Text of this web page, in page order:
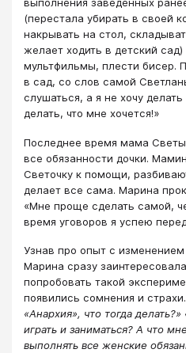
выполнения заведенных
(перестала убирать в своей
накрывать на стол,
желает ходить в детский
мультфильмы, плести бисер.
в сад, со слов самой
слушаться, а я не хочу делать
делать, что мне хочется!»
Последнее время мама
все обязанности дочки.
Светочку к помощи,
делает все сама. Марина
«Мне проще сделать самой,
время уговоров я успею
Узнав про опыт с
Марина сразу
попробовать такой
появились сомнения и страхи.
«Анархия», что тогда
играть и заниматься? А что
выполнять все женские